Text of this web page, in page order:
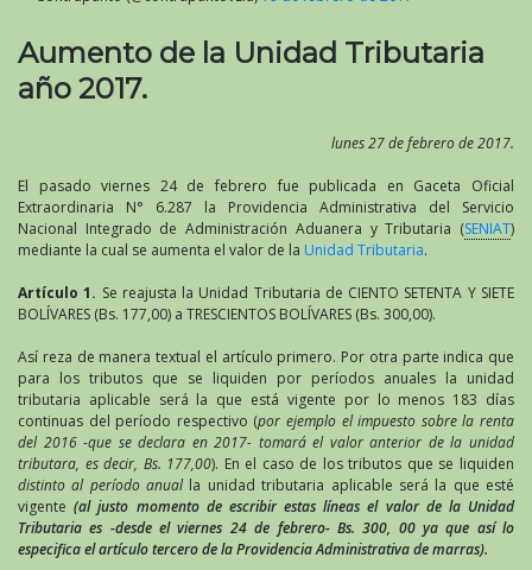
Aumento de la Unidad Tributaria
año 2017.
lunes 27 de febrero de 2017.
El pasado viernes 24 de febrero fue publicada en Gaceta Oficial
Extraordinaria N° 6.287 la Providencia Administrativa del Servicio
Nacional Integrado de Administración Aduanera y Tributaria (SENIAT)
mediante la cual se aumenta el valor de la Unidad Tributaria.
Artículo 1. Se reajusta la Unidad Tributaria de CIENTO SETENTA Y SIETE
BOLÍVARES (Bs. 177,00) a TRESCIENTOS BOLÍVARES (Bs. 300,00).
Así reza de manera textual el artículo primero. Por otra parte indica que
para los tributos que se liquiden por períodos anuales la unidad
tributaria aplicable será la que está vigente por lo menos 183 días
continuas del período respectivo (por ejemplo el impuesto sobre la renta
del 2016 -que se declara en 2017- tomará el valor anterior de la unidad
tributara, es decir, Bs. 177,00). En el caso de los tributos que se liquiden
distinto al período anual la unidad tributaria aplicable será la que esté
vigente(al justo momento de escribir estas líneas el valor de la Unidad
Tributaria es -desde el viernes 24 de febrero- Bs. 300, 00 ya que así lo
especifica el artículo tercero de la Providencia Administrativa de marras).